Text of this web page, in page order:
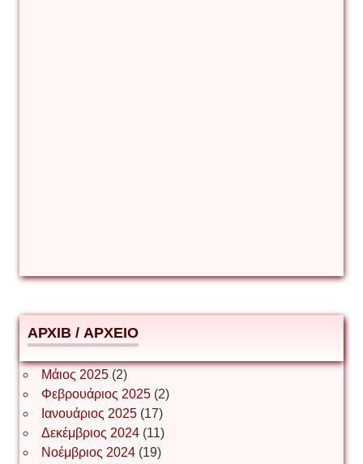
Δημήτριος Ζακοντινός
ΕΥΑΓΓΕΛΟΣ ΜΩΚΟΣ
Ιωάννης Σ. Παπαφλωράτος
АРХІВ / ΑΡΧΕΙΟ
Μάιος 2025(2)
Φεβρουάριος 2025(2)
Ιανουάριος 2025(17)
Δεκέμβριος 2024(11)
Νοέμβριος 2024(19)